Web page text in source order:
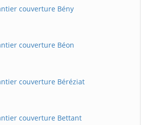
couverture Bény
couverture Béon
couverture Béréziat
couverture Bettant